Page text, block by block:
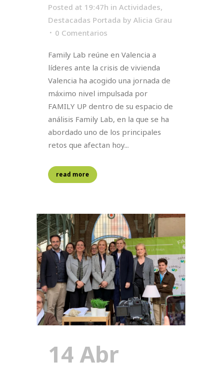
Posted at 19:47h in Actividades,
Destacadas Portada by Alicia Grau
0 Comentarios
Family Lab reúne en Valencia a
líderes ante la crisis de vivienda
Valencia ha acogido una jornada de
máximo nivel impulsada por
FAMILY UP dentro de su espacio de
análisis Family Lab, en la que se ha
abordado uno de los principales
retos que afectan hoy...
read more
14 Abr